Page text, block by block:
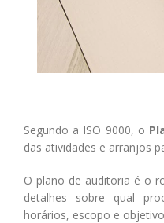
Segundo a ISO 9000, o
das atividades e arranjos
O plano de auditoria é o
detalhes sobre qual
horários, escopo e